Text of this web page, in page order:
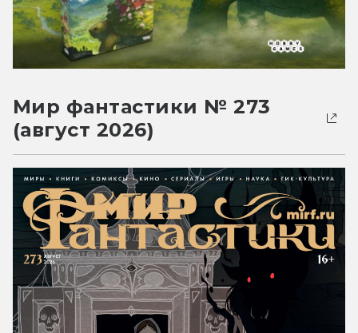
Мир фантастики № 273
(август 2026)